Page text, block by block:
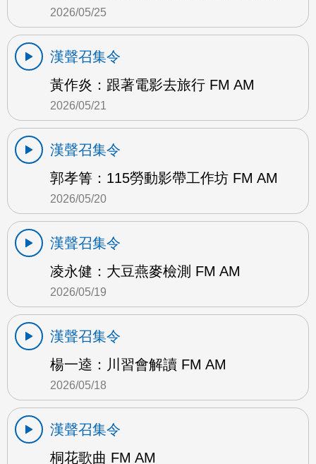
2026/05/25
漢聲召集令
黃作炎：跟著電影去旅行 FM AM
2026/05/21
漢聲召集令
郭孝箐：115勞動影帶工作坊 FM AM
2026/05/20
漢聲召集令
凌永健：大豆燕麥檢測 FM AM
2026/05/19
漢聲召集令
楊一逵：川習會解讀 FM AM
2026/05/18
漢聲召集令
桐花歌曲 FM AM